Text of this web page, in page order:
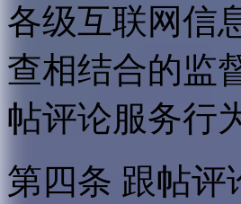
各级互联网信
查相结合的监
帖评论服务行
第四条 跟帖评